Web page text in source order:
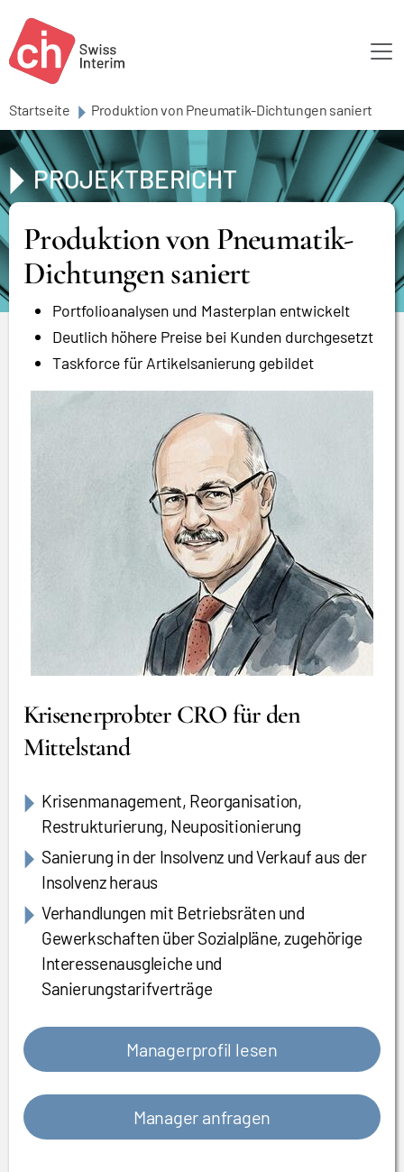
Startseite Produktion von Pneumatik-Dichtungen saniert
PROJEKTBERICHT
Produktion von Pneumatik-
Dichtungen saniert
Portfolioanalysen und Masterplan entwickelt
Deutlich höhere Preise bei Kunden durchgesetzt
Taskforce für Artikelsanierung gebildet
Krisenerprobter CRO für den
Mittelstand
Krisenmanagement, Reorganisation,
Restrukturierung, Neupositionierung
Sanierung in der Insolvenz und Verkauf aus der
Insolvenz heraus
Verhandlungen mit Betriebsräten und
Gewerkschaften über Sozialpläne, zugehörige
Interessenausgleiche und
Sanierungstarifverträge
Managerprofil lesen
Manager anfragen